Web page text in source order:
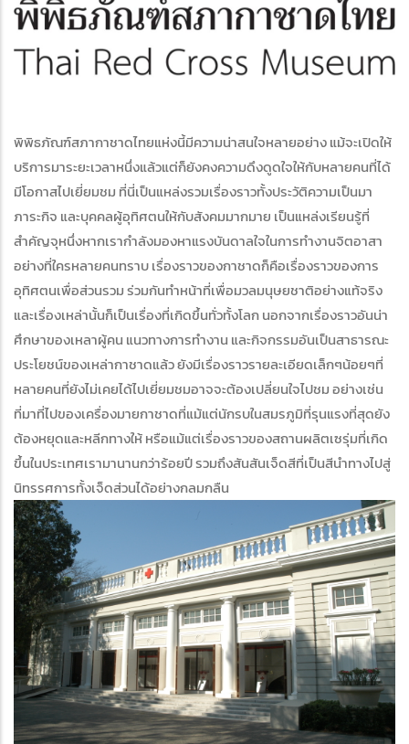
พิพิธภัณฑ์สภากาชาดไทยแห่งนี้มีความน่าสนใจหลายอย่าง แม้จะเปิดให้
บริการมาระยะเวลาหนึ่งแล้วแต่ก็ยังคงความดึงดูดใจให้กับหลายคนที่ได้
มีโอกาสไปเยี่ยมชม ที่นี่เป็นแหล่งรวมเรื่องราวทั้งประวัติความเป็นมา
ภาระกิจ และบุคคลผู้อุทิศตนให้กับสังคมมากมาย เป็นแหล่งเรียนรู้ที่
สำคัญจุหนึ่งหากเรากำลังมองหาแรงบันดาลใจในการทำงานจิตอาสา
อย่างที่ใครหลายคนทราบ เรื่องราวของกาชาดก็คือเรื่องราวของการ
อุทิศตนเพื่อส่วนรวม ร่วมกันทำหน้าที่เพื่อมวลมนุษยชาติอย่างแท้จริง
และเรื่องเหล่านั้นก็เป็นเรื่องที่เกิดขึ้นทั่วทั้งโลก นอกจากเรื่องราวอันน่า
ศึกษาของเหลาผู้คน แนวทางการทำงาน และกิจกรรมอันเป็นสาธารณะ
ประโยชน์ของเหล่ากาชาดแล้ว ยังมีเรื่องราวรายละเอียดเล็กๆน้อยๆที่
หลายคนที่ยังไม่เคยได้ไปเยี่ยมชมอาจจะต้องเปลี่ยนใจไปชม อย่างเช่น
ที่มาที่ไปของเครื่องมายกาชาดที่แม้แต่นักรบในสมรภูมิที่รุนแรงที่สุดยัง
ต้องหยุดและหลีกทางให้ หรือแม้แต่เรื่องราวของสถานผลิตเซรุ่มที่เกิด
ขึ้นในประเทศเรามานานกว่าร้อยปี รวมถึงสันสันเจ็ดสีที่เป็นสีนำทางไปสู่
นิทรรศการทั้งเจ็ดส่วนได้อย่างกลมกลืน